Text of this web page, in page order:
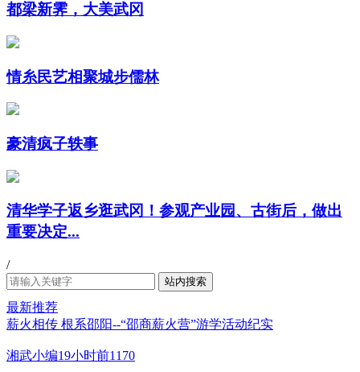
都梁新霁，大美武冈
情糸民艺相聚城步儒林
豪清疯子轶事
清华学子返乡逛武冈！参观产业园、古街后，做出
重要决定...
/
最新推荐
薪火相传 根系邵阳--“邵商薪火营”游学活动纪实
湘武小编19小时前1170